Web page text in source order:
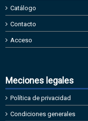
Catálogo
Contacto
Acceso
Meciones legales
Política de privacidad
Condiciones generales